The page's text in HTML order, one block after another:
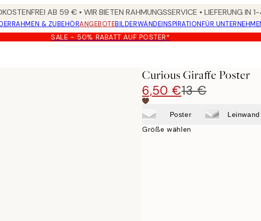
AB 59 € • WIR BIETEN RAHMUNGSSERVICE • LIEFERUNG IN
RAHMEN & ZUBEHÖRANGEBOTEBILDERWÄNDEINSPIRATIONFÜR
SALE - 50% RABATT AUF POSTER*
Curious Giraffe Poster
6,50 €13 €
Poster Leinwand
Größe wählen